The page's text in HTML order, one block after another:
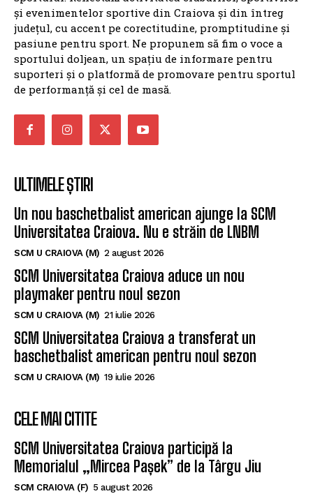
SportulDoljean.ro este un site de știri dedicat
sportului. Reflectăm activitatea cluburilor, sportivilor
și evenimentelor sportive din Craiova și din întreg
județul, cu accent pe corectitudine, promptitudine și
pasiune pentru sport. Ne propunem să fim o voce a
sportului doljean, un spațiu de informare pentru
suporteri și o platformă de promovare pentru sportul
de performanță și cel de masă.
ULTIMELE ȘTIRI
Un nou baschetbalist american ajunge la SCM
Universitatea Craiova. Nu e străin de LNBM
SCM U CRAIOVA (M) 2 august 2026
SCM Universitatea Craiova aduce un nou
playmaker pentru noul sezon
SCM U CRAIOVA (M) 21 iulie 2026
SCM Universitatea Craiova a transferat un
baschetbalist american pentru noul sezon
CELE MAI CITITE
SCM Universitatea Craiova participă la
Memorialul „Mircea Pașek” de la Târgu Jiu